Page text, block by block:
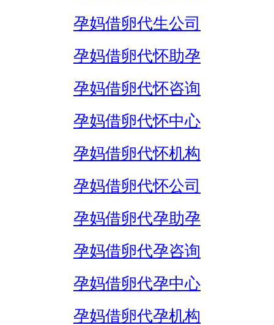
孕妈借卵代生公司
孕妈借卵代怀助孕
孕妈借卵代怀咨询
孕妈借卵代怀中心
孕妈借卵代怀机构
孕妈借卵代怀公司
孕妈借卵代孕助孕
孕妈借卵代孕咨询
孕妈借卵代孕中心
孕妈借卵代孕机构